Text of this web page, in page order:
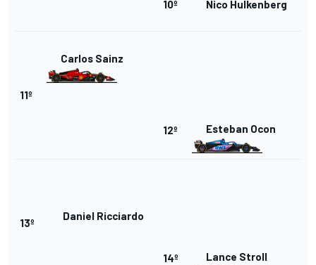
10º Nico Hulkenberg
11º
Carlos Sainz
12º Esteban Ocon
13º
Daniel Ricciardo
14º Lance Stroll